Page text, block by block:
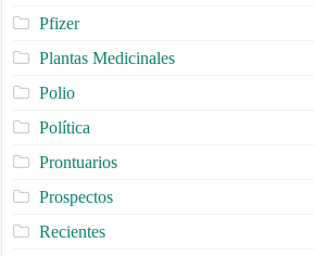
Pfizer
Plantas Medicinales
Polio
Política
Prontuarios
Prospectos
Recientes